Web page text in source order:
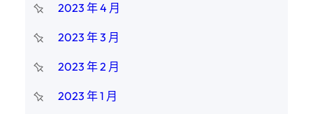
2023 年 4 月
2023 年 3 月
2023 年 2 月
2023 年 1 月